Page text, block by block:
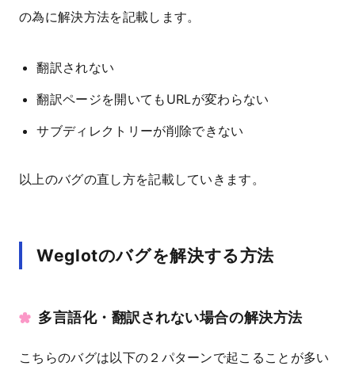
の為に解決方法を記載します。
翻訳されない
翻訳ページを開いてもURLが変わらない
サブディレクトリーが削除できない
以上のバグの直し方を記載していきます。
Weglotのバグを解決する方法
多言語化・翻訳されない場合の解決方法
こちらのバグは以下の２パターンで起こることが多い